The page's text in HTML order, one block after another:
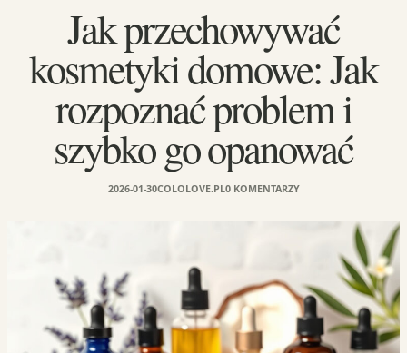
Jak przechowywać
kosmetyki domowe: Jak
rozpoznać problem i
szybko go opanować
2026-01-30COLOLOVE.PL0 KOMENTARZY